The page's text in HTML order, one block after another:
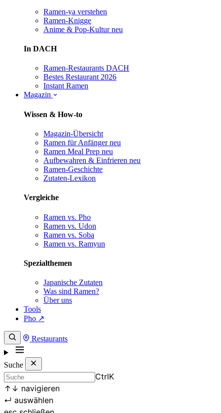
Ramen-ya verstehen
Ramen-Knigge
Anime & Pop-Kultur neu
In DACH
Ramen-Restaurants DACH
Bestes Restaurant 2026
Instant Ramen
Magazin
Wissen & How-to
Magazin-Übersicht
Ramen für Anfänger neu
Ramen Meal Prep neu
Aufbewahren & Einfrieren neu
Ramen-Geschichte
Zutaten-Lexikon
Vergleiche
Ramen vs. Pho
Ramen vs. Udon
Ramen vs. Soba
Ramen vs. Ramyun
Spezialthemen
Japanische Zutaten
Was sind Ramen?
Über uns
Tools
Pho ↗
Restaurants
Suche
CtrlK
↑ ↓ navigieren
↵ auswählen